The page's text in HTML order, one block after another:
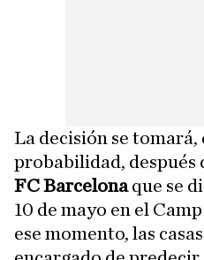
La decisión se tomará,
probabilidad, después
FC Barcelonaque se
10 de mayo en el
ese momento, las